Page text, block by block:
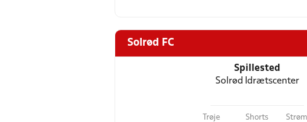
Solrød FC
Spillested
Solrød Idrætscenter
Trøje Shorts